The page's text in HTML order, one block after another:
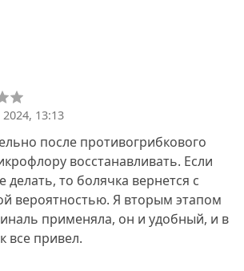
13:13
после противогрибкового
восстанавливать. Если
делать, то болячка вернется с
вероятностью. Я вторым этапом
применяла, он и удобный, и в
все привел.